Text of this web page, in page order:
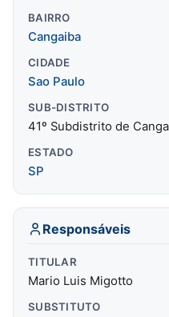
BAIRRO
Cangaiba
CIDADE
Sao Paulo
SUB-DISTRITO
41º Subdistrito de
ESTADO
SP
Responsáveis
TITULAR
Mario Luis Migotto
SUBSTITUTO